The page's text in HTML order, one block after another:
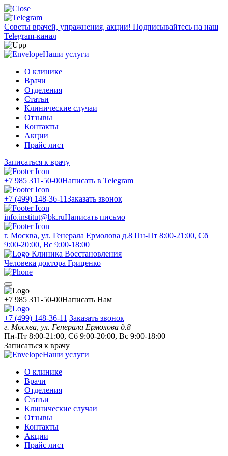
Советы врачей, упражнения, акции! Подписывайтесь на наш
Telegram-канал
Наши услуги
О клинике
Врачи
Отделения
Статьи
Клинические случаи
Отзывы
Контакты
Акции
Прайс лист
Записаться к врачу
+7 985 311-50-00Написать в Telegram
+7 (499) 148-36-11Заказать звонок
info.institut@bk.ruНаписать письмо
г. Москва, ул. Генерала Ермолова д.8 Пн-Пт 8:00-21:00, Сб
9:00-20:00, Вс 9:00-18:00
Клиника Восстановления
Человека доктора Гриценко
+7 985 311-50-00Написать Нам
+7 (499) 148-36-11 Заказать звонок
г. Москва, ул. Генерала Ермолова д.8
Пн-Пт 8:00-21:00, Сб 9:00-20:00, Вс 9:00-18:00
Записаться к врачу
Наши услуги
О клинике
Врачи
Отделения
Статьи
Клинические случаи
Отзывы
Контакты
Акции
Прайс лист